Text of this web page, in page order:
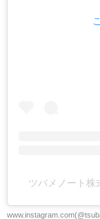
ツバメノート株